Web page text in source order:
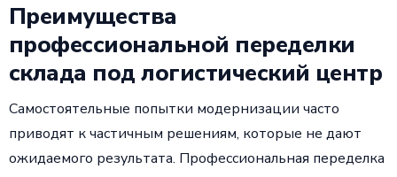
Преимущества
профессиональной переделки
склада под логистический центр
Самостоятельные попытки модернизации часто
приводят к частичным решениям, которые не дают
ожидаемого результата. Профессиональная переделка